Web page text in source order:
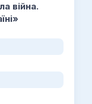
війна.